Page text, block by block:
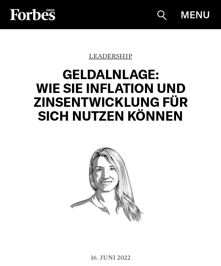
Suche
MENU
LEADERSHIP
GELDALNLAGE:
WIE SIE INFLATION UND
ZINSENTWICKLUNG FÜR
SICH NUTZEN KÖNNEN
16. JUNI 2022